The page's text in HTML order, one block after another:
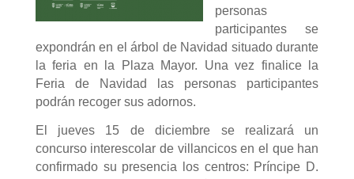
personas
participantes se
expondrán en el árbol de Navidad situado durante
la feria en la Plaza Mayor. Una vez finalice la
Feria de Navidad las personas participantes
podrán recoger sus adornos.
El jueves 15 de diciembre se realizará un
concurso interescolar de villancicos en el que han
confirmado su presencia los centros: Príncipe D.